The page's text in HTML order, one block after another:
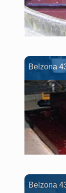
Belzona
Belzona